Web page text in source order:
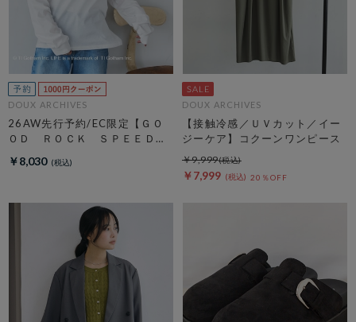
DOUX ARCHIVES
26AW先行予約/EC限定【ＧＯ
ＯＤ ＲＯＣＫ ＳＰＥＥＤ】
ＥＥ
￥8,030
DOUX ARCHIVES
【接触冷感／ＵＶカット／イー
ジーケア】コクーンワンピース
￥7,999 20％OFF
￥9,999